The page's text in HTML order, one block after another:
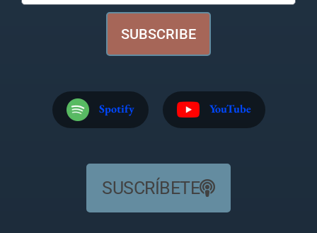
SUBSCRIBE
Spotify YouTube
SUSCRÍBETE